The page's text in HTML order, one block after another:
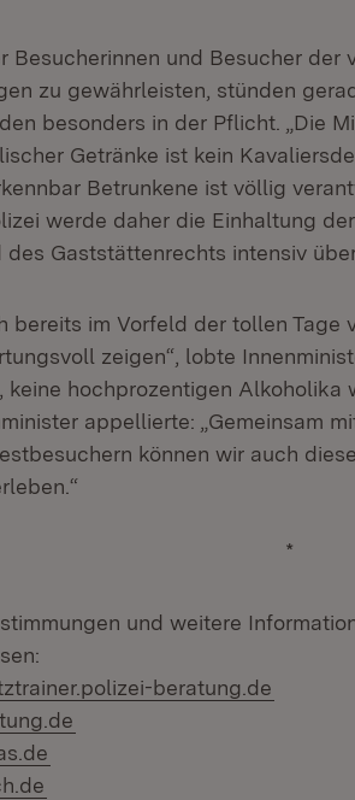
Besucherinnen und Besucher der
zu gewährleisten, stünden
besonders in der Pflicht. „Die
Getränke ist kein
Betrunkene ist völlig
werde daher die Einhaltung
Gaststättenrechts intensiv
bereits im Vorfeld der tollen Tage
zeigen“, lobte
hochprozentigen Alkoholika
appellierte: „Gemeinsam
können wir auch
und weitere
beratung.de